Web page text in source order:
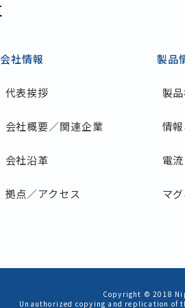
会社情報
代表挨拶
会社概要／関連企業
会社沿革
拠点／アクセス
製品
製
情
電
マ
Copyright © 2018
Unauthorized copying and replication of